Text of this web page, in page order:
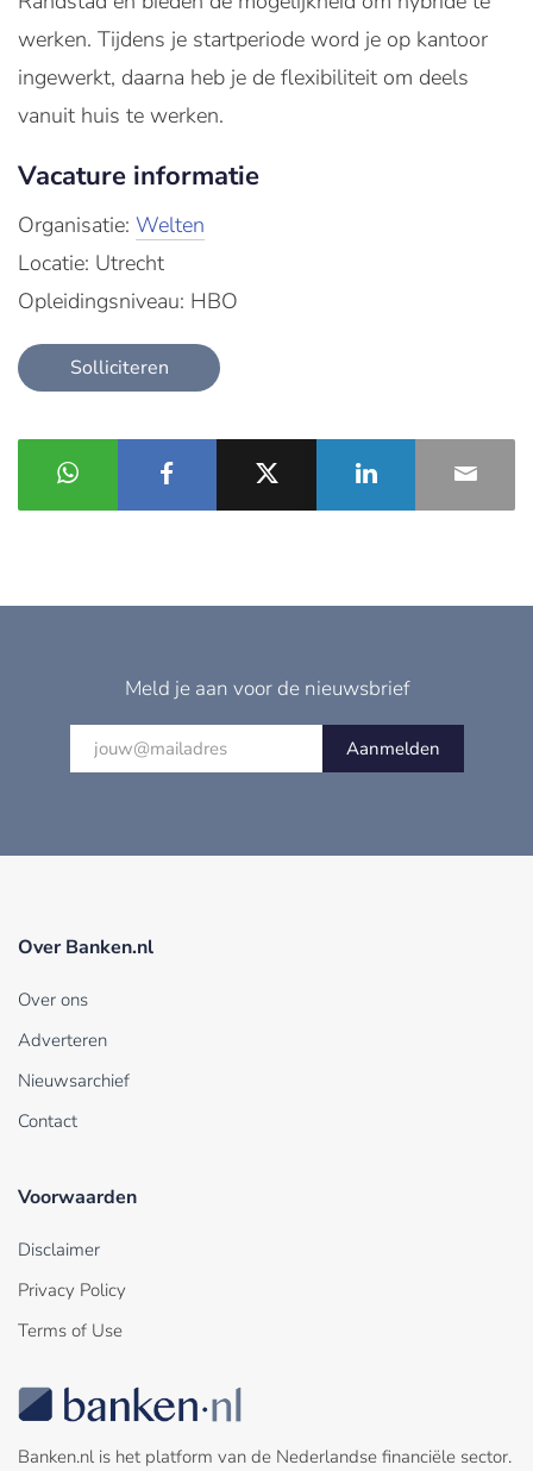
werken. Tijdens je startperiode word je op kantoor
ingewerkt, daarna heb je de flexibiliteit om deels
vanuit huis te werken.
Vacature informatie
Organisatie: Welten
Locatie: Utrecht
Opleidingsniveau: HBO
Solliciteren
Meld je aan voor de nieuwsbrief
Aanmelden
Over Banken.nl
Over ons
Adverteren
Nieuwsarchief
Contact
Voorwaarden
Disclaimer
Privacy Policy
Terms of Use
Banken.nl is het platform van de Nederlandse financiële sector.